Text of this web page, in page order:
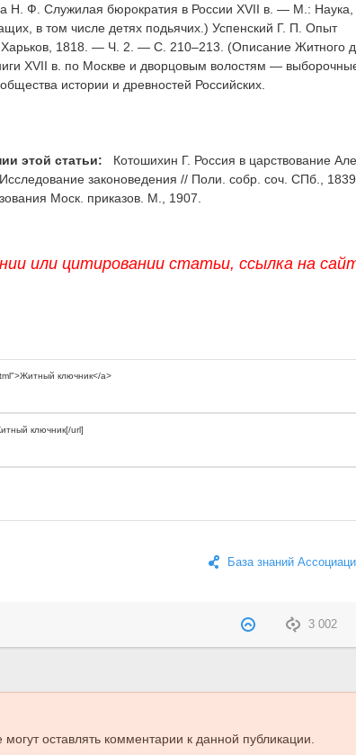
Н. Ф. Служилая бюрократия в России XVII в. — М.: Наука,
в том числе детях подьячих.) Успенский Г. П. Опыт
Харьков, 1818. — Ч. 2. — С. 210–213. (Описание Житного
XVII в. по Москве и дворцовым волостям —
истории и древностей Российских.
этой статьи:
Котошихин Г. Россия в царствование
законоведения // Поли. собр. соч. СПб.,
Моск. приказов. М., 1907.
или цитировании статьи, ссылка на
База знаний
3 002
могут оставлять комментарии к данной публикации.